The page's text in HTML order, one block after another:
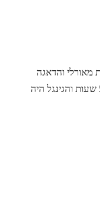
מאורלי והדאגה
שהגינגל יצא על הצד הטוב ביותר.פחות מ-5 שעות והגינגל היה